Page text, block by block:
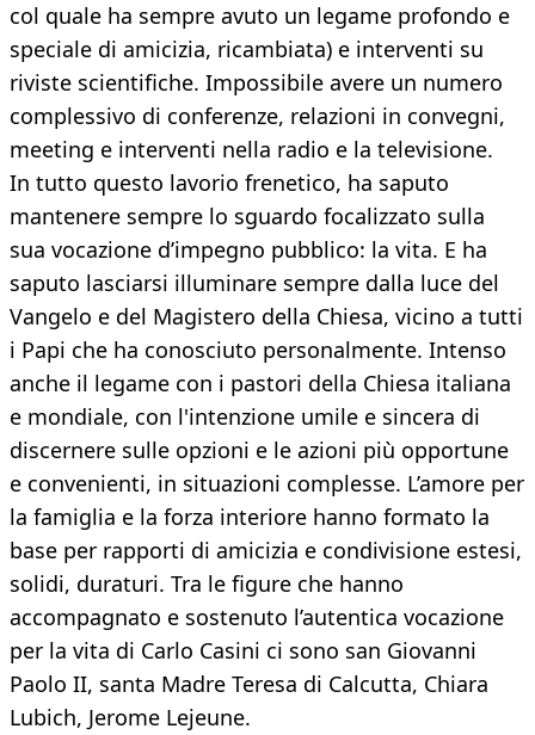
col quale ha sempre avuto un legame profondo e
speciale di amicizia, ricambiata) e interventi su
riviste scientifiche. Impossibile avere un numero
complessivo di conferenze, relazioni in convegni,
meeting e interventi nella radio e la televisione.
In tutto questo lavorio frenetico, ha saputo
mantenere sempre lo sguardo focalizzato sulla
sua vocazione d’impegno pubblico: la vita. E ha
saputo lasciarsi illuminare sempre dalla luce del
Vangelo e del Magistero della Chiesa, vicino a tutti
i Papi che ha conosciuto personalmente. Intenso
anche il legame con i pastori della Chiesa italiana
e mondiale, con l'intenzione umile e sincera di
discernere sulle opzioni e le azioni più opportune
e convenienti, in situazioni complesse. L’amore per
la famiglia e la forza interiore hanno formato la
base per rapporti di amicizia e condivisione estesi,
solidi, duraturi. Tra le figure che hanno
accompagnato e sostenuto l’autentica vocazione
per la vita di Carlo Casini ci sono san Giovanni
Paolo II, santa Madre Teresa di Calcutta, Chiara
Lubich, Jerome Lejeune.